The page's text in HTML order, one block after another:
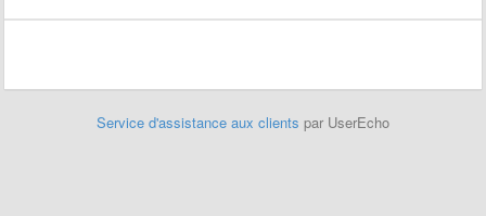
Service d'assistance aux clients par UserEcho